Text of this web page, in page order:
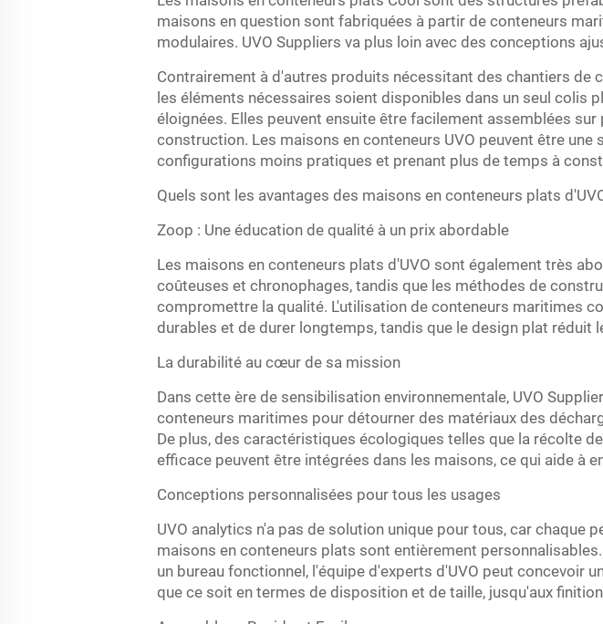
maisons en question sont fabriquées à partir de conteneurs
modulaires. UVO Suppliers va plus loin avec des conceptions
Contrairement à d'autres produits nécessitant des chantiers de
les éléments nécessaires soient disponibles dans un seul colis
éloignées. Elles peuvent ensuite être facilement assemblées
construction. Les maisons en conteneurs UVO peuvent être
configurations moins pratiques et prenant plus de temps à
Quels sont les avantages des maisons en conteneurs plats
Zoop : Une éducation de qualité à un prix abordable
Les maisons en conteneurs plats d'UVO sont également très
coûteuses et chronophages, tandis que les méthodes de
compromettre la qualité. L'utilisation de conteneurs maritimes
durables et de durer longtemps, tandis que le design plat
La durabilité au cœur de sa mission
Dans cette ère de sensibilisation environnementale, UVO
conteneurs maritimes pour détourner des matériaux des
De plus, des caractéristiques écologiques telles que la récolte
efficace peuvent être intégrées dans les maisons, ce qui aide à
Conceptions personnalisées pour tous les usages
UVO analytics n'a pas de solution unique pour tous, car
maisons en conteneurs plats sont entièrement
un bureau fonctionnel, l'équipe d'experts d'UVO peut concevoir
que ce soit en termes de disposition et de taille, jusqu'aux